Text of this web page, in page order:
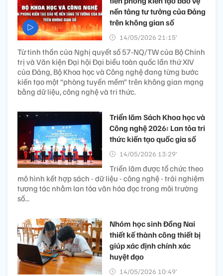
nền tảng tư tưởng của Đảng
trên không gian số
14/05/2026 21:15’
Từ tinh thần của Nghị quyết số 57-NQ/TW của Bộ Chính
trị và Văn kiện Đại hội Đại biểu toàn quốc lần thứ XIV
của Đảng, Bộ Khoa học và Công nghệ đang từng bước
kiến tạo một “phòng tuyến mềm” trên không gian mạng
bằng dữ liệu, công nghệ và tri thức.
Triển lãm Sách Khoa học và
Công nghệ 2026: Lan tỏa tri
thức kiến tạo quốc gia số
14/05/2026 13:29’
Triển lãm được tổ chức theo
mô hình kết hợp sách - dữ liệu - công nghệ - trải nghiệm
tương tác nhằm lan tỏa văn hóa đọc trong môi trường
số...
Nhóm học sinh Đồng Nai
thiết kế thành công thiết bị
giúp xác định chính xác
huyệt đạo
14/05/2026 10:49’